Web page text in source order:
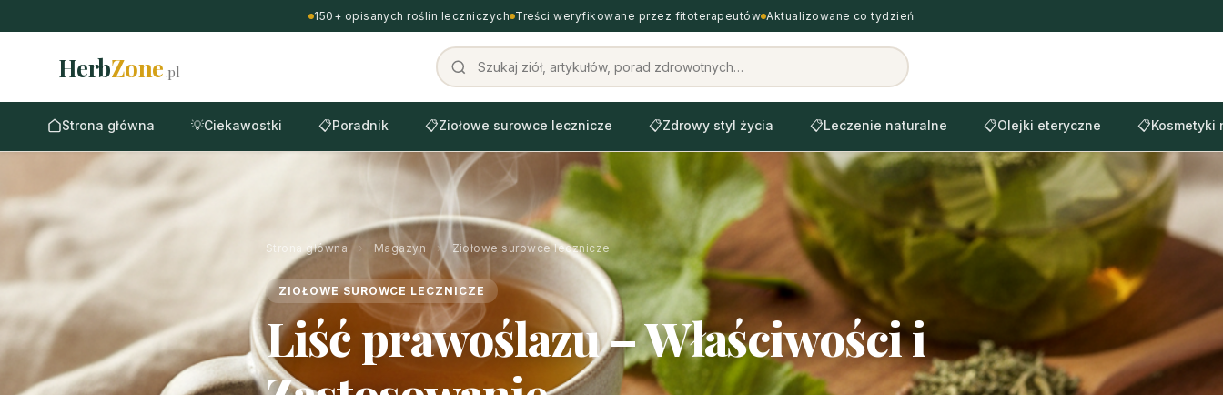
150+ opisanych roślin leczniczych Treści weryfikowane przez fitoterapeutów Aktualizowane co tydzień
HerbZone.pl
Strona główna 💡Ciekawostki 📋Poradnik 📋Ziołowe surowce lecznicze 📋Zdrowy styl życia 📋Leczenie naturalne 📋Olejki eteryczne 📋Kosmetyki
Strona główna › Magazyn › Ziołowe surowce lecznicze
ZIOŁOWE SUROWCE LECZNICZE
Liść prawoślazu – Właściwości i